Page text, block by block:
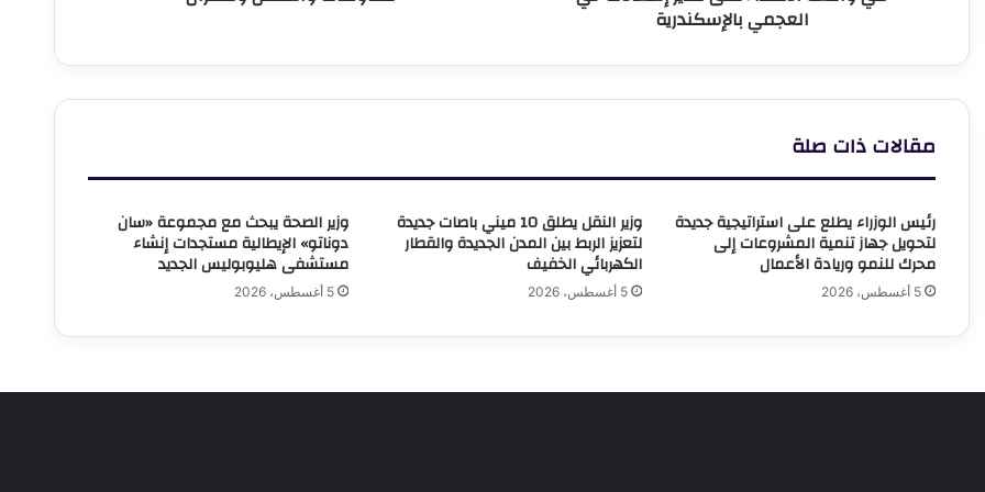
العجمي بالإسكندرية
مقالات ذات صلة
رئيس الوزراء يطلع على استراتيجية جديدة
لتحويل جهاز تنمية المشروعات إلى
محرك للنمو وريادة الأعمال
5 أغسطس، 2026
وزير النقل يطلق 10 ميني باصات جديدة
لتعزيز الربط بين المدن الجديدة والقطار
الكهربائي الخفيف
5 أغسطس، 2026
وزير الصحة يبحث مع مجموعة «سان
دوناتو» الإيطالية مستجدات إنشاء
مستشفى هليوبوليس الجديد
5 أغسطس، 2026